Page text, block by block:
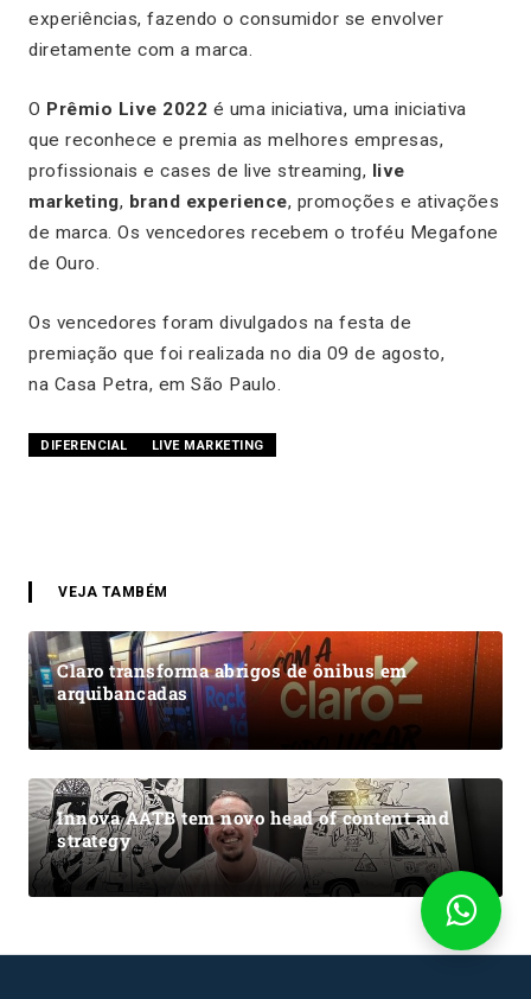
experiências, fazendo o consumidor se envolver
diretamente com a marca.
O Prêmio Live 2022 é uma iniciativa, uma iniciativa
que reconhece e premia as melhores empresas,
profissionais e cases de live streaming, live
marketing, brand experience, promoções e ativações
de marca. Os vencedores recebem o troféu Megafone
de Ouro.
Os vencedores foram divulgados na festa de
premiação que foi realizada no dia 09 de agosto,
na Casa Petra, em São Paulo.
DIFERENCIAL LIVE MARKETING
VEJA TAMBÉM
Claro transforma abrigos de ônibus em
arquibancadas
Innova AATB tem novo head of content and
strategy